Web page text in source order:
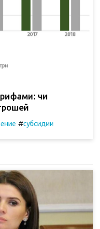
чи
#субсидии